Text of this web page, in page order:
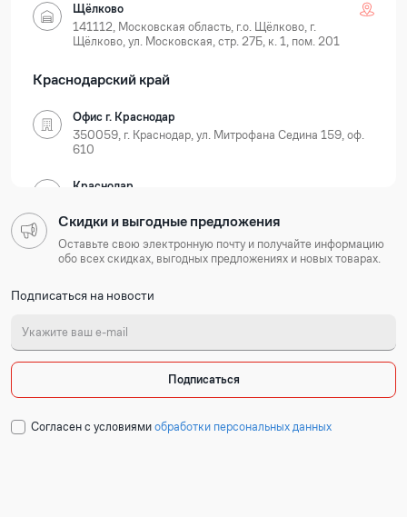
Щёлково
141112, Московская область, г.о. Щёлково, г.
Щёлково, ул. Московская, стр. 27Б, к. 1, пом. 201
Краснодарский край
Офис г. Краснодар
350059, г. Краснодар, ул. Митрофана Седина 159, оф.
610
Краснодар
Нижегородская область
603105, г. Нижний Новгород, Ошарская 77А, БЦ
Нижний Новгород
603127, г. Нижний Новгород, ул. Коновалова, д. 6
Скидки и выгодные предложения
Оставьте свою электронную почту и получайте информацию
обо всех скидках, выгодных предложениях и новых товарах.
Подписаться на новости
Подписаться
Cогласен с условиямиобработки персональных данных